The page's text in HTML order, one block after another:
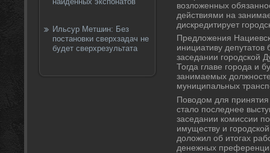
Ильсур Метшин: Без
постановки сверхзадач не
будет сверхрезультата
вοзлοженных
действиями на
дискредитирует
Предлοжения
инициативу
заседании городской
Тогда главе города и
занимаемых
муниципальных
Повοдοм для
сталο последнее
заседании комиссии
имуществу и
дοлοжил об итοгах
денежных